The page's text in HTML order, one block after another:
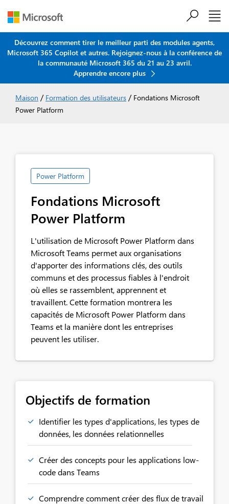
Passer au contenu principal
Découvrez comment tirer le meilleur parti des modules agents,
Microsoft 365 Copilot et autres. Rejoignez-nous à la conférence de
la communauté Microsoft 365 du 21 au 23 avril.
Apprendre encore plus
Maison / Formation des utilisateurs / Fondations Microsoft
Power Platform
Power Platform
Fondations Microsoft
Power Platform
L'utilisation de Microsoft Power Platform dans
Microsoft Teams permet aux organisations
d'apporter des informations clés, des outils
communs et des processus fiables à l'endroit
où elles se rassemblent, apprennent et
travaillent. Cette formation montrera les
capacités de Microsoft Power Platform dans
Teams et la manière dont les entreprises
peuvent les utiliser.
Objectifs de formation
Identifier les types d'applications, les types de
données, les données relationnelles
Créer des concepts pour les applications low-
code dans Teams
Comprendre comment créer des flux de travail